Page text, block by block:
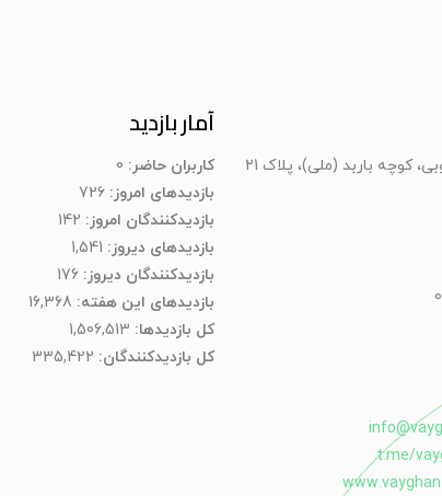
کوچه باربد (ملی)، پلاک 21
t.me/
آمار بازدید
کاربران حاضر: 0
بازدیدهای امروز:726
بازدیدکنندگان امروز: 142
بازدیدهای دیروز: 1,541
بازدیدکنندگان دیروز:176
بازدیدهای این هفته: 16,368
کل بازدیدها: 1,506,513
کل بازدیدکنند‌گان: 335,422